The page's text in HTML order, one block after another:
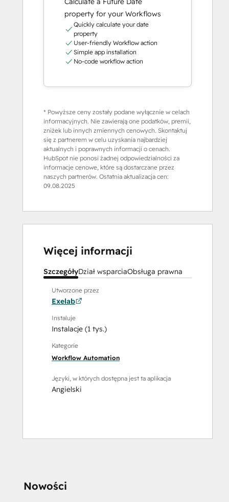
property for your Workflows
Quickly calculate your date
property
User-friendly Workflow action
Simple app installation
No-code workflow action
* Powyższe ceny zostały podane wyłącznie w celach
informacyjnych. Nie zawierają one podatków, premii,
zniżek lub innych zmiennych cenowych. Skontaktuj
się z partnerem w celu uzyskania najbardziej
aktualnych i poprawnych informacji o cenach.
HubSpot nie ponosi żadnej odpowiedzialności za
informacje cenowe, które są dostarczane przez
naszych partnerów. Ostatnia aktualizacja cen:
09.08.2025
Więcej informacji
SzczegółyDział wsparciaObsługa prawna
Utworzone przez
Exelab
Instaluje
Instalacje (1 tys.)
Kategorie
Workflow Automation
Języki, w których dostępna jest ta aplikacja
Angielski
Nowości